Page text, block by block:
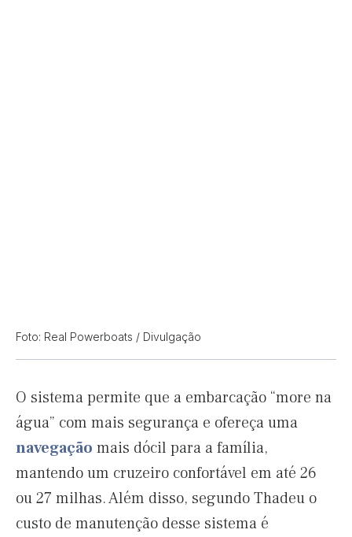
Foto: Real Powerboats / Divulgação
O sistema permite que a embarcação “more na
água” com mais segurança e ofereça uma
navegação mais dócil para a família,
mantendo um cruzeiro confortável em até 26
ou 27 milhas. Além disso, segundo Thadeu o
custo de manutenção desse sistema é